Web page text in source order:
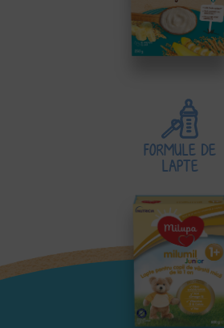
FORMULE DE
LAPTE